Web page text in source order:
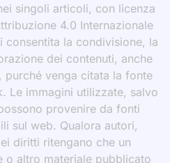
singoli articoli, con licenza
4.0 Internazionale
la condivisione, la
dei contenuti, anche
venga citata la fonte
Le immagini utilizzate, salvo
provenire da fonti
sul web. Qualora autori,
diritti ritengano che un
o altro materiale pubblicato